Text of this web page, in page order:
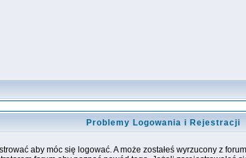
Problemy Logowania i Rejestracji
aby móc się logować. A może zostałeś wyrzucony z